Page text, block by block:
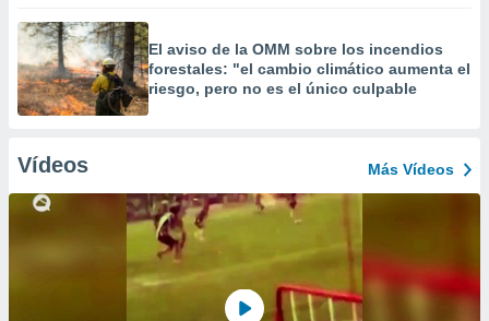
El aviso de la OMM sobre los incendios
forestales: "el cambio climático aumenta el
riesgo, pero no es el único culpable
Vídeos Más Vídeos